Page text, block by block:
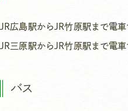
JR広島駅からJR竹原駅まで電
JR三原駅からJR竹原駅まで電
バス